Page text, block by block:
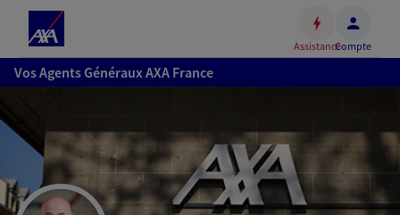
Accéder
au
Accéder
au
pied
de
AssistanceCompte
Vos Agents Généraux AXA France